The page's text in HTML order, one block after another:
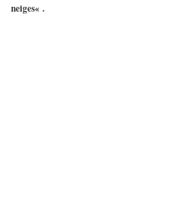
neiges« .